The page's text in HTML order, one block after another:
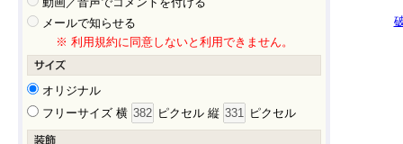
メールで知らせる
※ 利用規約に同意しないと利用できません。
オリジナル
フリーサイズ 横
ピクセル 縦 ピクセル